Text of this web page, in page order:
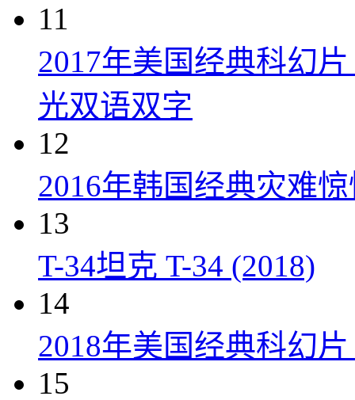
11
2017年美国经典科幻
光双语双字
12
2016年韩国经典灾难
13
T-34坦克 T-34 (2018)
14
2018年美国经典科幻
15